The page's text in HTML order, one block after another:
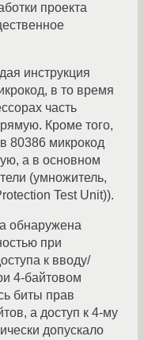
проекта
инструкция
в то время
часть
Кроме того,
80386 микрокод
а в основном
(умножитель,
Test Unit)).
обнаружена
при
к вводу/
4-байтовом
биты прав
а доступ к 4-му
допускало